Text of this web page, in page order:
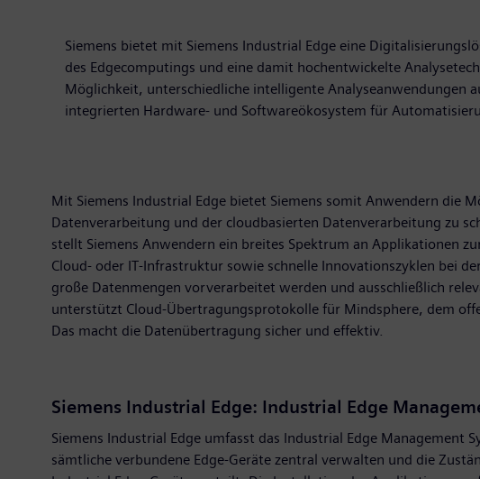
Siemens bietet mit Siemens Industrial Edge eine
des Edgecomputings und eine damit hochentwickelte
Möglichkeit, unterschiedliche intelligente Analyseanwendungen
integrierten Hardware- und Softwareökosystem für
Mit Siemens Industrial Edge bietet Siemens somit Anwendern die
Datenverarbeitung und der cloudbasierten Datenverarbeitung zu
stellt Siemens Anwendern ein breites Spektrum an Applikationen
Cloud- oder IT-Infrastruktur sowie schnelle Innovationszyklen bei
große Datenmengen vorverarbeitet werden und ausschließlich
unterstützt Cloud-Übertragungsprotokolle für Mindsphere, dem
Das macht die Datenübertragung sicher und effektiv.
Siemens Industrial Edge: Industrial Edge
Siemens Industrial Edge umfasst das Industrial Edge Management
sämtliche verbundene Edge-Geräte zentral verwalten und die